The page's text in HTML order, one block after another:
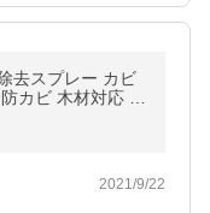
去スプレー カビ
カビ 木材対応 や
のこ・布製品] 4
2021/9/22